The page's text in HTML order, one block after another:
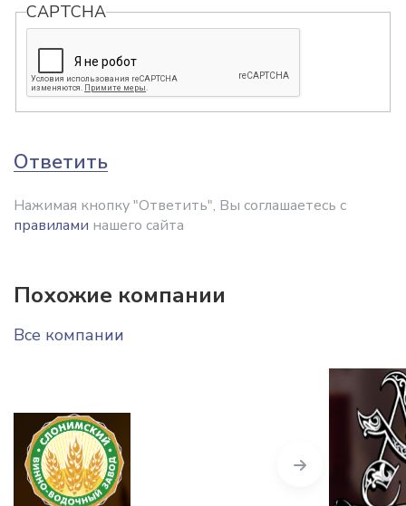
CAPTCHA
Ответить
Нажимая кнопку "Ответить", Вы соглашаетесь с
правилами нашего сайта
Похожие компании
Все компании